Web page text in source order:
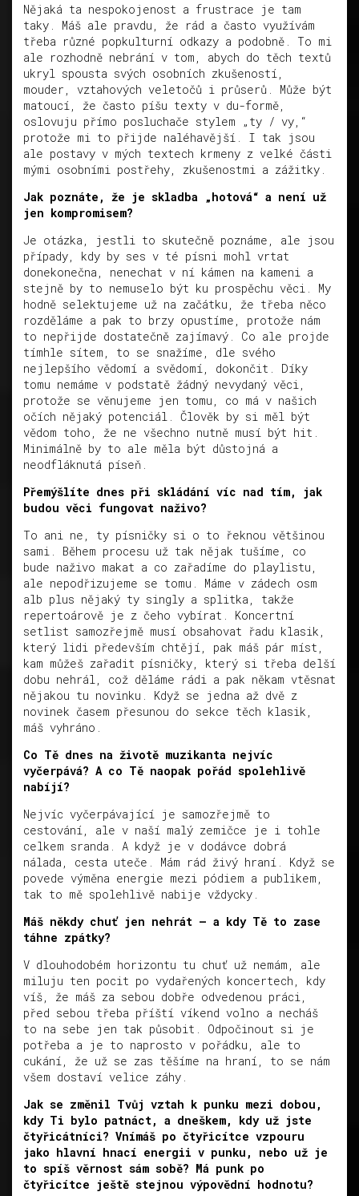
Nějaká ta nespokojenost a frustrace je tam
taky. Máš ale pravdu, že rád a často využívám
třeba různé popkulturní odkazy a podobně. To mi
ale rozhodně nebrání v tom, abych do těch textů
ukryl spousta svých osobních zkušeností,
mouder, vztahových veletočů i průserů. Může být
matoucí, že často píšu texty v du-formě,
oslovuju přímo posluchače stylem „ty / vy,“
protože mi to přijde naléhavější. I tak jsou
ale postavy v mých textech krmeny z velké části
mými osobními postřehy, zkušenostmi a zážitky.
Jak poznáte, že je skladba „hotová“ a není už
jen kompromisem?
Je otázka, jestli to skutečně poznáme, ale jsou
případy, kdy by ses v té písni mohl vrtat
donekonečna, nenechat v ní kámen na kameni a
stejně by to nemuselo být ku prospěchu věci. My
hodně selektujeme už na začátku, že třeba něco
rozděláme a pak to brzy opustíme, protože nám
to nepřijde dostatečně zajímavý. Co ale projde
tímhle sítem, to se snažíme, dle svého
nejlepšího vědomí a svědomí, dokončit. Díky
tomu nemáme v podstatě žádný nevydaný věci,
protože se věnujeme jen tomu, co má v našich
očích nějaký potenciál. Člověk by si měl být
vědom toho, že ne všechno nutně musí být hit.
Minimálně by to ale měla být důstojná a
neodfláknutá píseň.
Přemýšlíte dnes při skládání víc nad tím, jak
budou věci fungovat naživo?
To ani ne, ty písničky si o to řeknou většinou
sami. Během procesu už tak nějak tušíme, co
bude naživo makat a co zařadíme do playlistu,
ale nepodřizujeme se tomu. Máme v zádech osm
alb plus nějaký ty singly a splitka, takže
repertoárově je z čeho vybírat. Koncertní
setlist samozřejmě musí obsahovat řadu klasik,
který lidi především chtějí, pak máš pár míst,
kam můžeš zařadit písničky, který si třeba delší
dobu nehrál, což děláme rádi a pak někam vtěsnat
nějakou tu novinku. Když se jedna až dvě z
novinek časem přesunou do sekce těch klasik,
máš vyhráno.
Co Tě dnes na životě muzikanta nejvíc
vyčerpává? A co Tě naopak pořád spolehlivě
nabíjí?
Nejvíc vyčerpávající je samozřejmě to
cestování, ale v naší malý zemičce je i tohle
celkem sranda. A když je v dodávce dobrá
nálada, cesta uteče. Mám rád živý hraní. Když se
povede výměna energie mezi pódiem a publikem,
tak to mě spolehlivě nabije vždycky.
Máš někdy chuť jen nehrát – a kdy Tě to zase
táhne zpátky?
V dlouhodobém horizontu tu chuť už nemám, ale
miluju ten pocit po vydařených koncertech, kdy
víš, že máš za sebou dobře odvedenou práci,
před sebou třeba příští víkend volno a necháš
to na sebe jen tak působit. Odpočinout si je
potřeba a je to naprosto v pořádku, ale to
cukání, že už se zas těšíme na hraní, to se nám
všem dostaví velice záhy.
Jak se změnil Tvůj vztah k punku mezi dobou,
kdy Ti bylo patnáct, a dneškem, kdy už jste
čtyřicátníci? Vnímáš po čtyřicítce vzpouru
jako hlavní hnací energii v punku, nebo už je
to spíš věrnost sám sobě? Má punk po
čtyřicítce ještě stejnou výpovědní hodnotu?